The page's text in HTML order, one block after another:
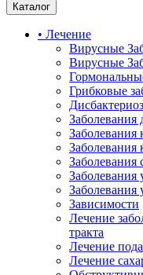
Каталог
• Лечение
Вирусные
Вирусные
Грибковые
Дисбактериоз
Заболевания
Заболевания
Заболевания
Заболевания
Заболевания
Зависимости
Лечение
тракта
Лечение
Лечение